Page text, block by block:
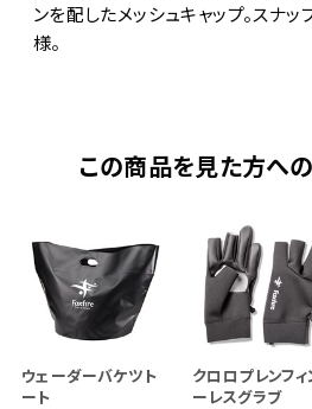
ンを配したメッシュキャップ。スナ
様。
この商品を見た方へ
ウェーダーバケツト
ート
クロロプレンフ
ーレスグラブ